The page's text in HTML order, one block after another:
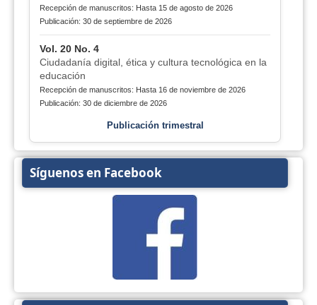
Recepción de manuscritos: Hasta 15 de agosto de 2026
Publicación: 30 de septiembre de 2026
Vol. 20 No. 4
Ciudadanía digital, ética y cultura tecnológica en la
educación
Recepción de manuscritos: Hasta 16 de noviembre de 2026
Publicación: 30 de diciembre de 2026
Publicación trimestral
Síguenos en Facebook